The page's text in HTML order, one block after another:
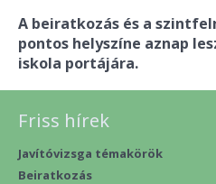
A beiratkozás és a
pontos helyszíne aznap
iskola portájára.
Friss hírek
Javítóvizsga témakörök
Beiratkozás